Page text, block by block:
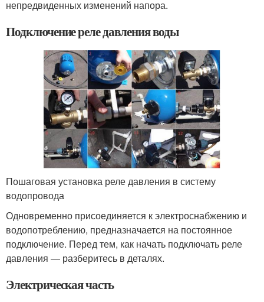
непредвиденных изменений напора.
Подключение реле давления воды
Пошаговая установка реле давления в систему
водопровода
Одновременно присоединяется к электроснабжению и
водопотреблению, предназначается на постоянное
подключение. Перед тем, как начать подключать реле
давления — разберитесь в деталях.
Электрическая часть